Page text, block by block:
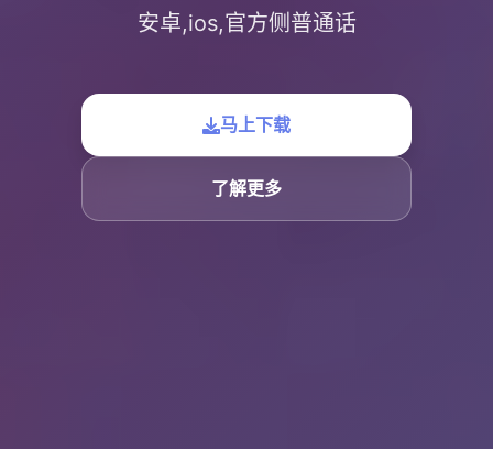
安卓,ios,官方侧普通话
马上下载
了解更多